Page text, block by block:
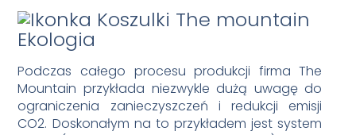
Ekologia
Podczas całego procesu produkcji firma The
Mountain przykłada niezwykle dużą uwagę do
ograniczenia zanieczyszczeń i redukcji emisji
CO2. Doskonałym na to przykładem jest system